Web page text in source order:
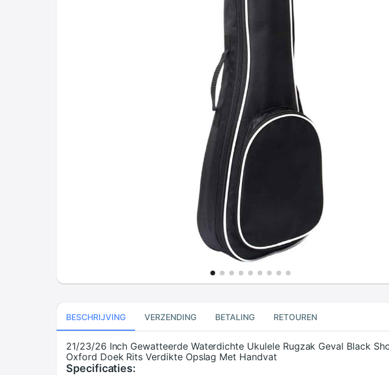
BESCHRIJVING VERZENDING BETALING RETOUREN
21/23/26 Inch Gewatteerde Waterdichte Ukulele Rugzak Geval Black
Oxford Doek Rits Verdikte Opslag Met Handvat
Specificaties: